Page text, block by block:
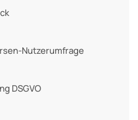
Nutzerumfrage
DSGVO